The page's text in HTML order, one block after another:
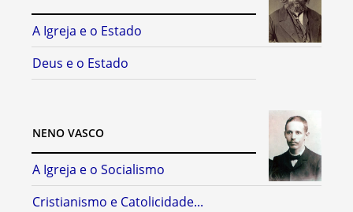
A Igreja e o Estado
Deus e o Estado
NENO VASCO
A Igreja e o Socialismo
Cristianismo e Catolicidade...